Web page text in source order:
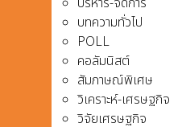
บทความทั่วไป
POLL
คอลัมนิสต์
สัมภาษณ์พิเศษ
วิเคราะห์-เศรษฐกิจ
วิจัยเศรษฐกิจ